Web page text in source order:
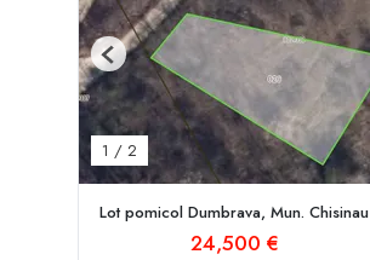
1 / 2
Previous
Lot pomicol Dumbrava, Mun. Chisinau
24,500 €